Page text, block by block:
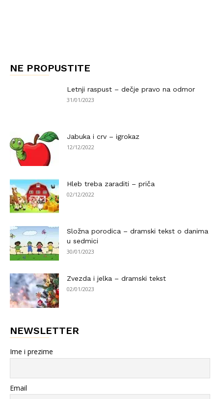
NE PROPUSTITE
Letnji raspust – dečje pravo na odmor
31/01/2023
Jabuka i crv – igrokaz
12/12/2022
Hleb treba zaraditi – priča
02/12/2022
Složna porodica – dramski tekst o danima
u sedmici
30/01/2023
Zvezda i jelka – dramski tekst
02/01/2023
NEWSLETTER
Ime i prezime
Email